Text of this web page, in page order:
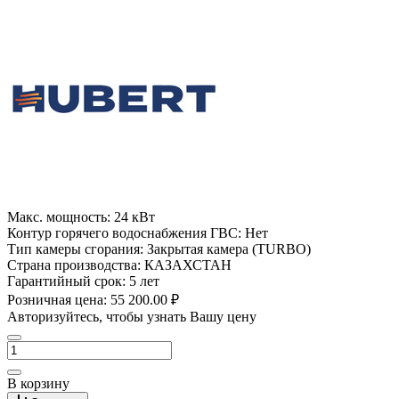
Макс. мощность: 24 кВт
Контур горячего водоснабжения ГВС: Нет
Тип камеры сгорания: Закрытая камера (TURBO)
Страна производства: КАЗАХСТАН
Гарантийный срок: 5 лет
Розничная цена: 55 200.00 ₽
Авторизуйтесь, чтобы узнать Вашу цену
В корзину